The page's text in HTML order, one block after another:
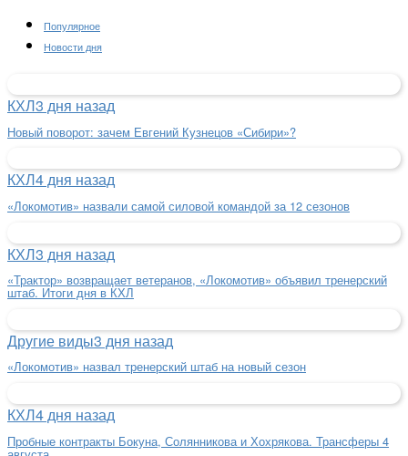
Популярное
Новости дня
КХЛ3 дня назад
Новый поворот: зачем Евгений Кузнецов «Сибири»?
КХЛ4 дня назад
«Локомотив» назвали самой силовой командой за 12 сезонов
КХЛ3 дня назад
«Трактор» возвращает ветеранов, «Локомотив» объявил тренерский
штаб. Итоги дня в КХЛ
Другие виды3 дня назад
«Локомотив» назвал тренерский штаб на новый сезон
КХЛ4 дня назад
Пробные контракты Бокуна, Солянникова и Хохрякова. Трансферы 4